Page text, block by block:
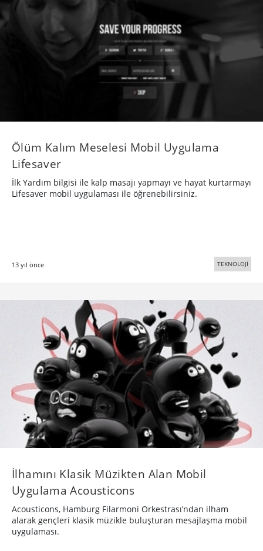
Ölüm Kalım Meselesi Mobil Uygulama
Lifesaver
İlk Yardım bilgisi ile kalp masajı yapmayı ve hayat kurtarmayı
Lifesaver mobil uygulaması ile öğrenebilirsiniz.
13 yıl önce TEKNOLOJİ
İlhamını Klasik Müzikten Alan Mobil
Uygulama Acousticons
Acousticons, Hamburg Filarmoni Orkestrası’ndan ilham
alarak gençleri klasik müzikle buluşturan mesajlaşma mobil
uygulaması.